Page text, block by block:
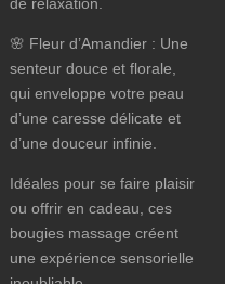
🌸 Fleur d’Amandier : Une
senteur douce et florale,
qui enveloppe votre peau
d’une caresse délicate et
d’une douceur infinie.
Idéales pour se faire plaisir
ou offrir en cadeau, ces
bougies massage créent
une expérience sensorielle